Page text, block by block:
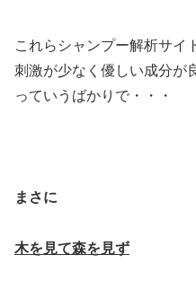
これらシャンプー解析サイ
刺激が少なく優しい成分が
っていうばかりで・・・
まさに
木を見て森を見ず